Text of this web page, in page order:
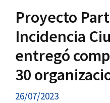
Proyecto
Incidencia
entregó
30
26/07/2023